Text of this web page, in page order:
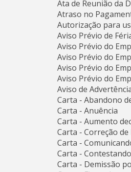
Ata de Reunião da
Atraso no
Autorização para
Aviso Prévio de
Aviso Prévio do
Aviso Prévio do
Aviso Prévio do
Aviso Prévio do
Aviso de
Carta - Abandono
Carta - Anuência
Carta - Aumento
Carta - Correção de
Carta -
Carta -
Carta - Demissão